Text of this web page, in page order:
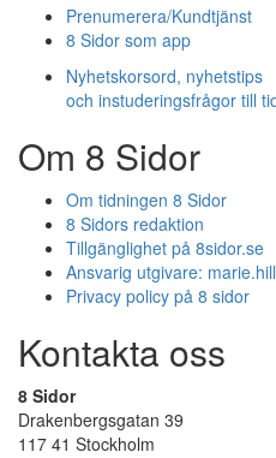
Prenumerera/Kundtjänst
8 Sidor som app
Nyhetskorsord, nyhetstips
och instuderingsfrågor till
Om 8 Sidor
Om tidningen 8 Sidor
8 Sidors redaktion
Tillgänglighet på 8sidor.se
Ansvarig utgivare:
Privacy policy på 8 sidor
Kontakta oss
8 Sidor
Drakenbergsgatan 39
117 41 Stockholm